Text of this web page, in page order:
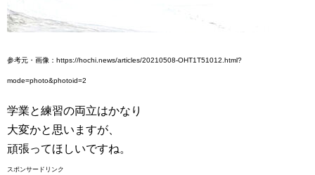
参考元・画像：https://hochi.news/articles/20210508-OHT1T51012.html?
mode=photo&photoid=2
学業と練習の両立はかなり
大変かと思いますが、
頑張ってほしいですね。
スポンサードリンク